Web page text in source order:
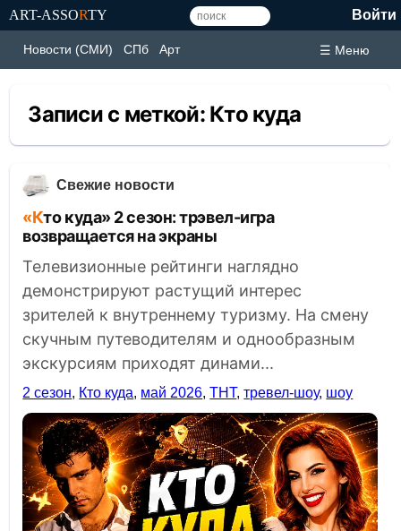
ART-ASSORTY Войти
Новости (СМИ) СПб Арт ☰ Меню
Записи с меткой: Кто куда
Свежие новости
«Кто куда» 2 сезон: трэвел-игра
возвращается на экраны
Телевизионные рейтинги наглядно
демонстрируют растущий интерес
зрителей к внутреннему туризму. На смену
скучным путеводителям и однообразным
экскурсиям приходят динами...
2 сезон, Кто куда, май 2026,ТНТ,тревел-шоу, шоу